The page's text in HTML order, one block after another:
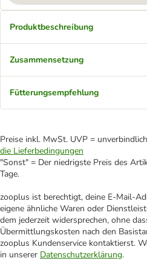
Produktbeschreibung
Zusammensetzung
Fütterungsempfehlung
Preise inkl. MwSt. UVP =
die Lieferbedingungen
"Sonst" = Der niedrigste Preis des
Tage.
zooplus ist berechtigt, deine E-Mail-
eigene ähnliche Waren oder
dem jederzeit widersprechen, ohne
Übermittlungskosten nach den
zooplus Kundenservice kontaktierst.
in unserer Datenschutzerklärung.